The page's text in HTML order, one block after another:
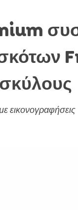
σκύλους
εικονογραφήσεις